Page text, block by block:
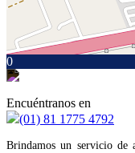
0
Encuéntranos en
(01) 81 1775 4792
Brindamos un servicio de